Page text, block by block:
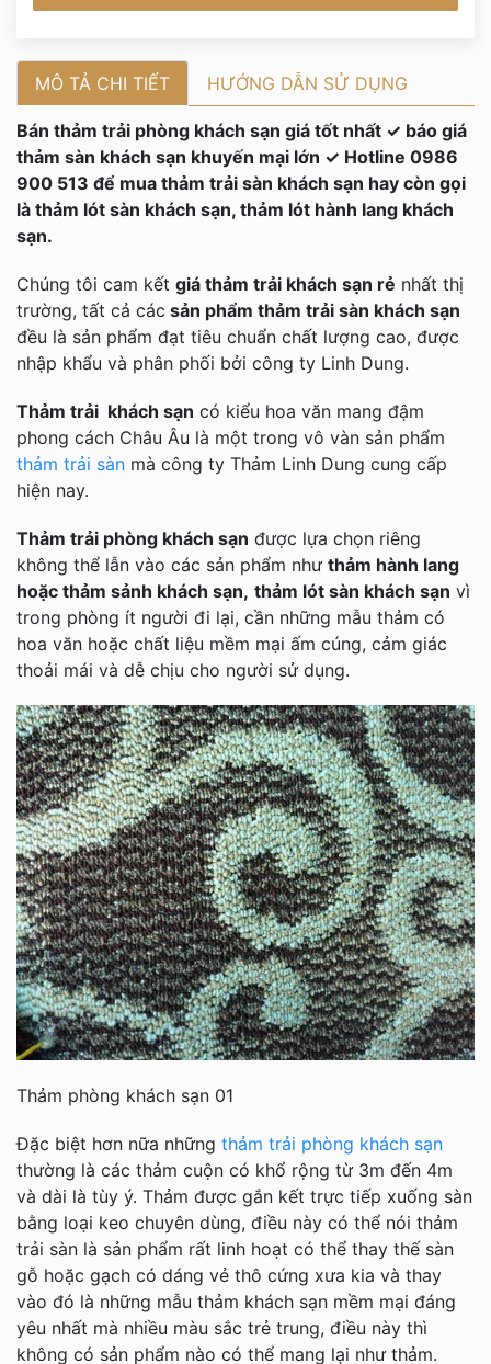
MÔ TẢ CHI TIẾT HƯỚNG DẪN SỬ DỤNG
Bán thảm trải phòng khách sạn giá tốt nhất ✓ báo giá
thảm sàn khách sạn khuyến mại lớn ✓ Hotline 0986
900 513 để mua thảm trải sàn khách sạn hay còn gọi
là thảm lót sàn khách sạn, thảm lót hành lang khách
sạn.
Chúng tôi cam kết giá thảm trải khách sạn rẻ nhất thị
trường, tất cả các sản phẩm thảm trải sàn khách sạn
đều là sản phẩm đạt tiêu chuẩn chất lượng cao, được
nhập khẩu và phân phối bởi công ty Linh Dung.
Thảm trải khách sạn có kiểu hoa văn mang đậm
phong cách Châu Âu là một trong vô vàn sản phẩm
thảm trải sàn mà công ty Thảm Linh Dung cung cấp
hiện nay.
Thảm trải phòng khách sạn được lựa chọn riêng
không thể lẫn vào các sản phẩm như thảm hành lang
hoặc thảm sảnh khách sạn, thảm lót sàn khách sạn vì
trong phòng ít người đi lại, cần những mẫu thảm có
hoa văn hoặc chất liệu mềm mại ấm cúng, cảm giác
thoải mái và dễ chịu cho người sử dụng.
Thảm phòng khách sạn 01
Đặc biệt hơn nữa những thảm trải phòng khách sạn
thường là các thảm cuộn có khổ rộng từ 3m đến 4m
và dài là tùy ý. Thảm được gắn kết trực tiếp xuống sàn
bằng loại keo chuyên dùng, điều này có thể nói thảm
trải sàn là sản phẩm rất linh hoạt có thể thay thế sàn
gỗ hoặc gạch có dáng vẻ thô cứng xưa kia và thay
vào đó là những mẫu thảm khách sạn mềm mại đáng
yêu nhất mà nhiều màu sắc trẻ trung, điều này thì
không có sản phẩm nào có thể mang lại như thảm.